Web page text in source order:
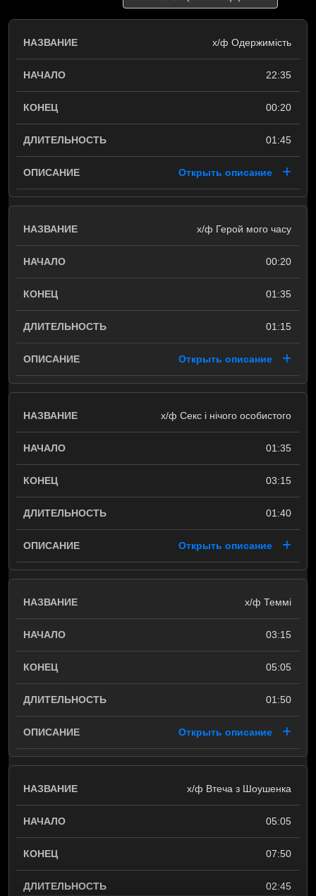
х/ф Одержимість
22:35
00:20
01:45
Открыть описание
х/ф Герой мого часу
00:20
01:35
01:15
Открыть описание
х/ф Секс і нічого особистого
01:35
03:15
01:40
Открыть описание
х/ф Теммі
03:15
05:05
01:50
Открыть описание
х/ф Втеча з Шоушенка
05:05
07:50
02:45